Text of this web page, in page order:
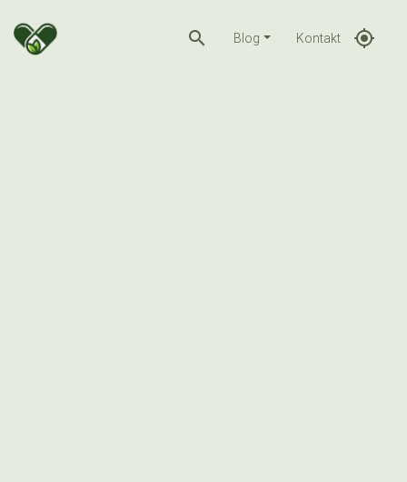
search Blog Kontakt gps_fixed